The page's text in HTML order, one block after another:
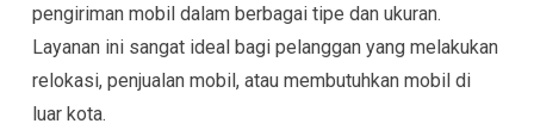
pengiriman mobil dalam berbagai tipe dan ukuran.
Layanan ini sangat ideal bagi pelanggan yang melakukan
relokasi, penjualan mobil, atau membutuhkan mobil di
luar kota.